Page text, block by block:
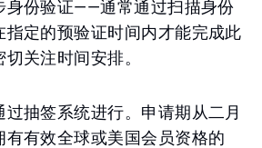
身份验证——通常通过扫描身份
指定的预验证时间内才能完成此
关注时间安排。
抽签系统进行。申请期从二月
有有效全球或美国会员资格的